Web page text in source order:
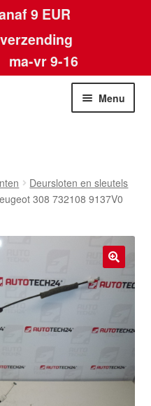
9 EUR
ma-vr 9-16
Menu
Deursloten en sleutels
308 732108 9137V0